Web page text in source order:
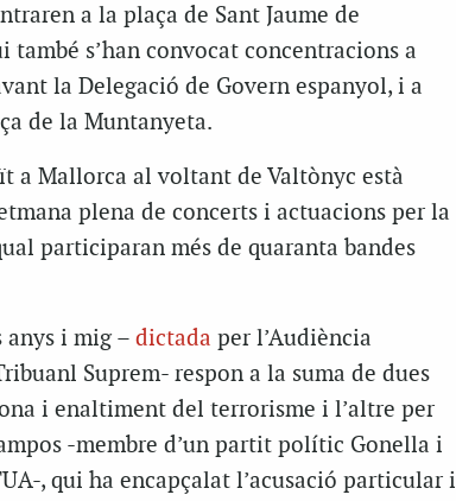
a la plaça de Sant Jaume de
s’han convocat concentracions a
la Delegació de Govern espanyol, i a
de la Muntanyeta.
a Mallorca al voltant de Valtònyc està
plena de concerts i actuacions per la
participaran més de quaranta bandes
anys i mig – dictada per l’Audiència
Suprem- respon a la suma de dues
i enaltiment del terrorisme i l’altre per
-membre d’un partit polític Gonella i
, qui ha encapçalat l’acusació particular i